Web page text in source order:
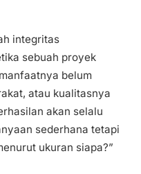
integritas
sebuah proyek
belum
atau kualitasnya
akan selalu
sederhana tetapi
ukuran siapa?”